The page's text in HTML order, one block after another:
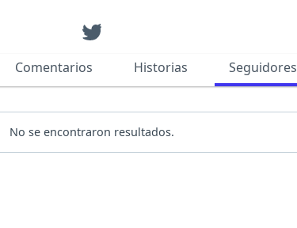
Comentarios Historias Seguidores
No se encontraron resultados.